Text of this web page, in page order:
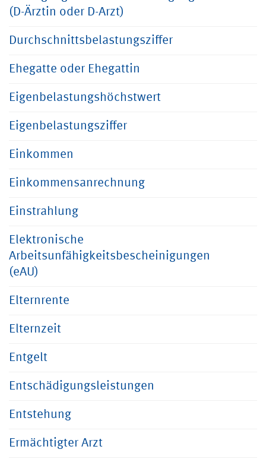
(D-Ärztin oder D-Arzt)
Durchschnittsbelastungsziffer
Ehegatte oder Ehegattin
Eigenbelastungshöchstwert
Eigenbelastungsziffer
Einkommen
Einkommensanrechnung
Einstrahlung
Elektronische
Arbeitsunfähigkeitsbescheinigungen
(eAU)
Elternrente
Elternzeit
Entgelt
Entschädigungsleistungen
Entstehung
Ermächtigter Arzt